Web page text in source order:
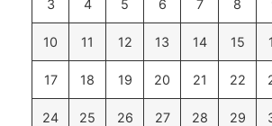
3 4 5 6 7 8
10 11 12 13 14 15
17 18 19 20 21 22
24 25 26 27 28 29